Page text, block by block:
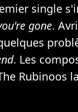
single
gone.
. Les
Rubinoos